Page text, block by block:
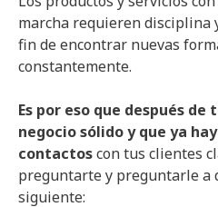
marcha requieren disciplina
fin de encontrar nuevas
constantemente.
Es por eso que después
negocio sólido y que ya
contactoscon tus clientes
preguntarte y preguntarle a
siguiente: